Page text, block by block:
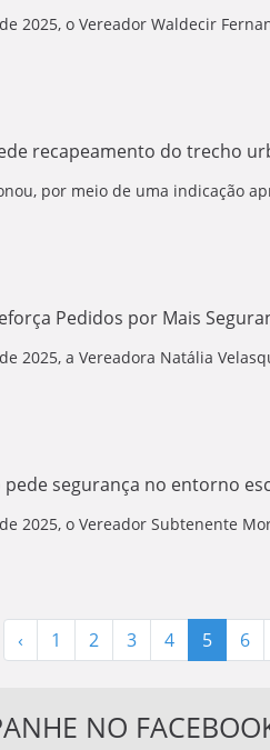
2025, o Vereador Waldecir
recapeamento do trecho
por meio de uma indicação
Pedidos por Mais
2025, a Vereadora Natália
segurança no entorno
2025, o Vereador Subtenente
‹ 1 2 3 4 5 6
NO